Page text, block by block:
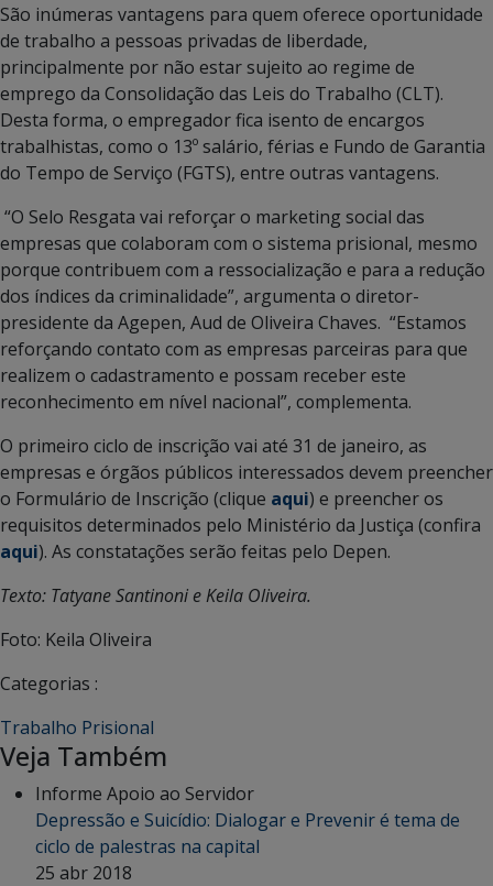
São inúmeras vantagens para quem oferece oportunidade
de trabalho a pessoas privadas de liberdade,
principalmente por não estar sujeito ao regime de
emprego da Consolidação das Leis do Trabalho (CLT).
Desta forma, o empregador fica isento de encargos
trabalhistas, como o 13º salário, férias e Fundo de Garantia
do Tempo de Serviço (FGTS), entre outras vantagens.
“O Selo Resgata vai reforçar o marketing social das
empresas que colaboram com o sistema prisional, mesmo
porque contribuem com a ressocialização e para a redução
dos índices da criminalidade”, argumenta o diretor-
presidente da Agepen, Aud de Oliveira Chaves. “Estamos
reforçando contato com as empresas parceiras para que
realizem o cadastramento e possam receber este
reconhecimento em nível nacional”, complementa.
O primeiro ciclo de inscrição vai até 31 de janeiro, as
empresas e órgãos públicos interessados devem preencher
o Formulário de Inscrição (clique aqui) e preencher os
requisitos determinados pelo Ministério da Justiça (confira
aqui). As constatações serão feitas pelo Depen.
Texto: Tatyane Santinoni e Keila Oliveira.
Foto: Keila Oliveira
Categorias :
Trabalho Prisional
Veja Também
Informe Apoio ao Servidor
Depressão e Suicídio: Dialogar e Prevenir é tema de
ciclo de palestras na capital
25 abr 2018